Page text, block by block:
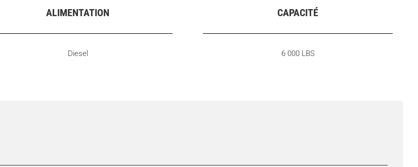
ALIMENTATION CAPACITÉ
Diesel 6 000 LBS